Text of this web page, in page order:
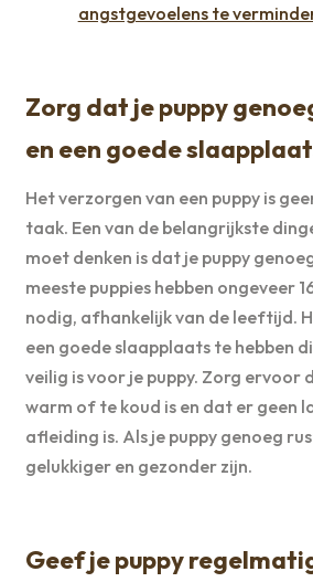
angstgevoelens te
Zorg dat je puppy
en een goede
Het verzorgen van een puppy is
taak. Een van de belangrijkste
moet denken is dat je puppy
meeste puppies hebben ongeveer
nodig, afhankelijk van de leeftijd.
een goede slaapplaats te hebben
veilig is voor je puppy. Zorg ervoor
warm of te koud is en dat er geen
afleiding is. Als je puppy genoeg
gelukkiger en gezonder zijn.
Geef je puppy